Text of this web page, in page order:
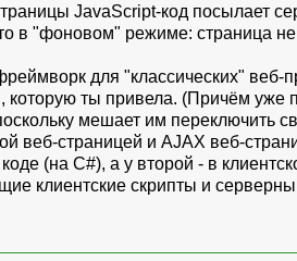
JavaScript-код посылает
в "фоновом" режиме: страница
для "классических"
ты привела. (Причём уже
мешает им
страницей и AJAX веб-
(на C#), а у второй - в
клиентские скрипты и